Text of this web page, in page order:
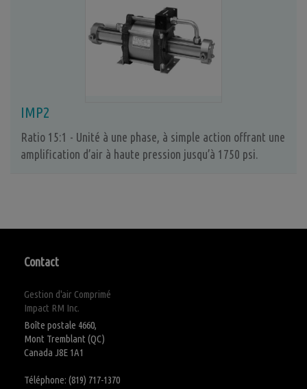
IMP2
Ratio 15:1 - Unité à une phase, à simple action offrant une
amplification d’air à haute pression jusqu’à 1750 psi.
Contact
Gestion d'air Comprimé
Impact RM Inc.
Boîte postale 4660,
Mont Tremblant (QC)
Canada J8E 1A1
Téléphone: (819) 717-1370